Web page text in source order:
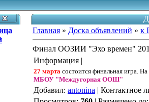
Главная » Доска объявлений » к
Финал ООЗИИ "Эхо времен"
Информация |
27 марта состоится финальная игра.
МБОУ "Междугорная ООШ"
Добавил: antonina | Контактное